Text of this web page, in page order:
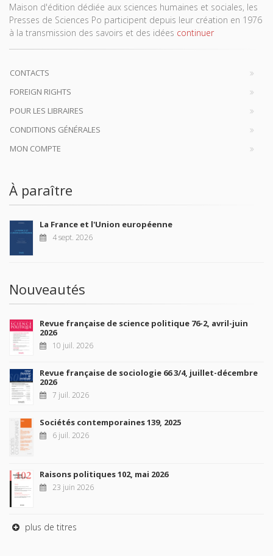
Maison d'édition dédiée aux sciences humaines et sociales, les
Presses de Sciences Po participent depuis leur création en 1976
à la transmission des savoirs et des idées continuer
CONTACTS
FOREIGN RIGHTS
POUR LES LIBRAIRES
CONDITIONS GÉNÉRALES
MON COMPTE
À paraître
La France et l'Union européenne
4 sept. 2026
Nouveautés
Revue française de science politique 76-2, avril-juin
2026
10 juil. 2026
Revue française de sociologie 66 3/4, juillet-décembre
2026
7 juil. 2026
Sociétés contemporaines 139, 2025
6 juil. 2026
Raisons politiques 102, mai 2026
23 juin 2026
plus de titres